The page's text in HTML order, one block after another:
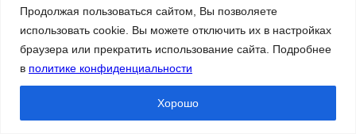
Продолжая пользоваться сайтом, Вы позволяете
использовать cookie. Вы можете отключить их в настройках
браузера или прекратить использование сайта. Подробнее
в политике конфиденциальности
Хорошо
Ваш номер телефона*